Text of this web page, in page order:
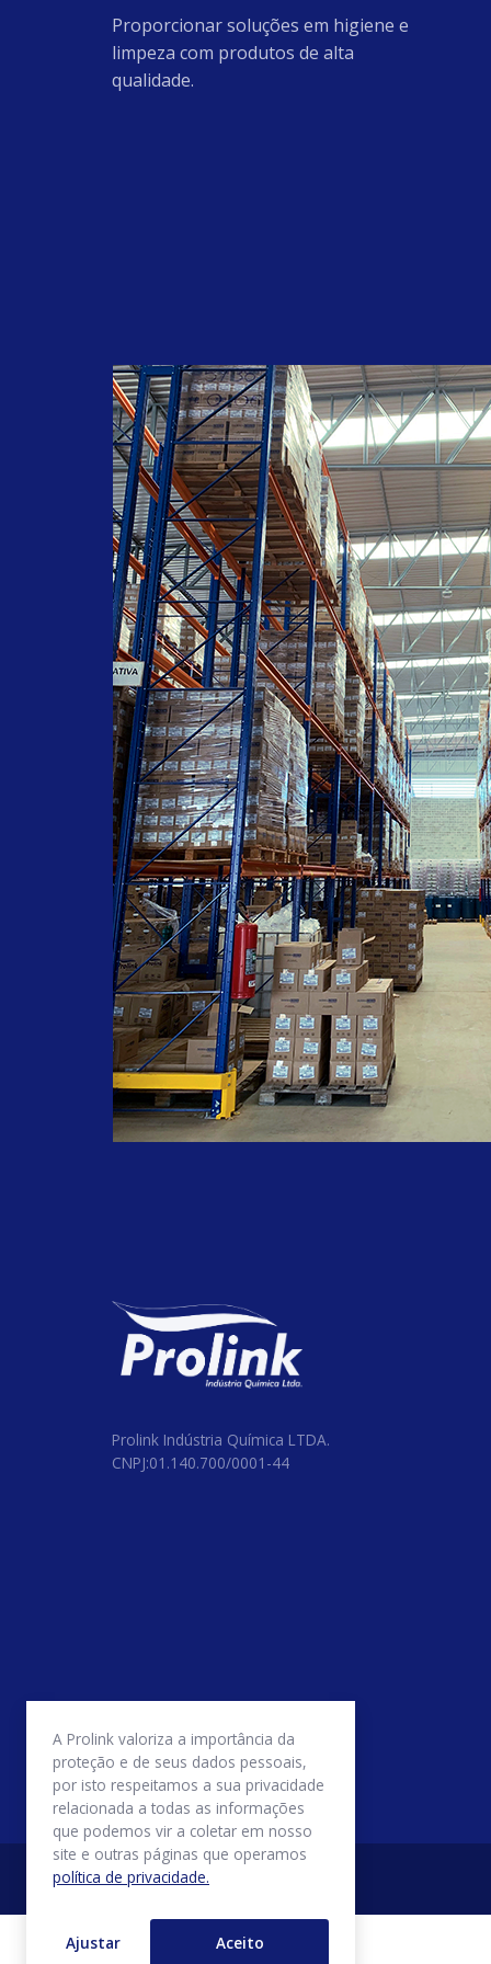
#Amida60
#AmidodeMilho
#BaseparaAmaciante
#rosamosqueta
#antirressecamento
#ioniccare
#reduçãodeestrias
#cuidese
#farmachem
#oleodegirassol
#oleohidratante
#pelessensiveis
#acidosgraxos
#oleodecopaiba
#oleodegirassolfarmachem
#septderm
#sabonetelíquido
#ervadoce
#saboneteervadoce
#limpezadasmaos
#alcool
#alcoolabsolutoprolink
#3AlcoolPolivinilico
#desinfetante
#hospitalar
#alcool70
#Alcalin85
#septproplus
#equipamentos
#lancamento
#produtohospitalar
#cloro
#odontologico
#hospital
#BarrilhaLeve
#Proten90h
#TripolifosfatodeSodio
Proporcionar soluções em higiene e
limpeza com produtos de alta
qualidade.
Prolink Indústria Química LTDA.
CNPJ:01.140.700/0001-44
A Prolink valoriza a importância da
proteção e de seus dados pessoais,
por isto respeitamos a sua privacidade
relacionada a todas as informações
que podemos vir a coletar em nosso
site e outras páginas que operamos
política de privacidade.
Ajustar Aceito